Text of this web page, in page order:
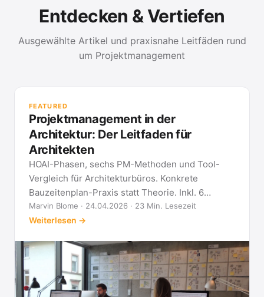
Entdecken & Vertiefen
Ausgewählte Artikel und praxisnahe Leitfäden rund
um Projektmanagement
FEATURED
Projektmanagement in der
Architektur: Der Leitfaden für
Architekten
HOAI-Phasen, sechs PM-Methoden und Tool-
Vergleich für Architekturbüros. Konkrete
Bauzeitenplan-Praxis statt Theorie. Inkl. 6
Architekten-FAQ.
Marvin Blome · 24.04.2026 · 23 Min. Lesezeit
Weiterlesen →